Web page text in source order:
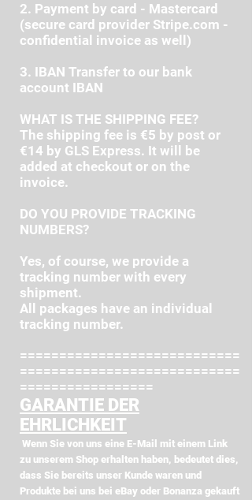
2. Payment by card - Mastercard
(secure card provider Stripe.com -
confidential invoice as well)
3. IBAN Transfer to our bank
account IBAN
WHAT IS THE SHIPPING FEE?
​The shipping fee is €5 by post or
€14 by GLS Express. It will be
added at checkout or on the
invoice.
DO YOU PROVIDE TRACKING
NUMBERS?
Yes, of course, we provide a
tracking number with every
shipment.
All packages have an individual
tracking number.
============================
============================
=================
GARANTIE DER
EHRLICHKEIT
Wenn Sie von uns eine E-Mail mit einem Link
zu unserem Shop erhalten haben, bedeutet dies,
dass Sie bereits unser Kunde waren und
Produkte bei uns bei eBay oder Bonanza gekauft